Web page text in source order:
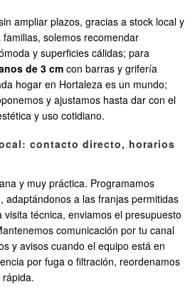
ampliar plazos, gracias a stock local y
solemos recomendar
y superficies cálidas; para
de 3 cm con barras y grifería
hogar en Hortaleza es un mundo;
y ajustamos hasta dar con el
y uso cotidiano.
contacto directo, horarios
y muy práctica. Programamos
adaptándonos a las franjas permitidas
técnica, enviamos el presupuesto
comunicación por tu canal
y avisos cuando el equipo está en
por fuga o filtración, reordenamos